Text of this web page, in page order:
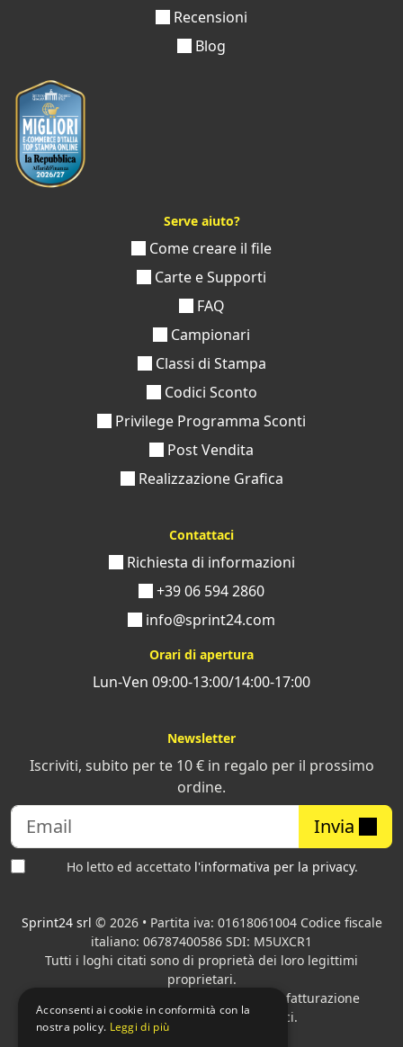
Recensioni
Blog
Serve aiuto?
Come creare il file
Carte e Supporti
FAQ
Campionari
Classi di Stampa
Codici Sconto
Privilege Programma Sconti
Post Vendita
Realizzazione Grafica
Contattaci
Richiesta di informazioni
+39 06 594 2860
info@sprint24.com
Orari di apertura
Lun-Ven 09:00-13:00/14:00-17:00
Newsletter
Iscriviti, subito per te 10 € in regalo per il prossimo
ordine.
Invia
Ho letto ed accettato l'informativa per la privacy.
Sprint24 srl © 2026 • Partita iva: 01618061004 Codice fiscale
italiano: 06787400586 SDI: M5UXCR1
Tutti i loghi citati sono di proprietà dei loro legittimi
proprietari.
adibita alla fatturazione
elettronica per gli Enti pubblici.
Acconsenti ai cookie in conformità con la
nostra policy. Leggi di più